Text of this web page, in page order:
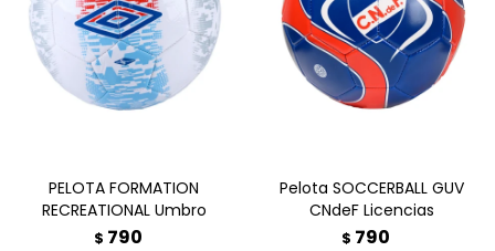
PELOTA FORMATION
RECREATIONAL Umbro
$ 790
Pelota SOCCERBALL GUV
CNdeF Licencias
$ 790